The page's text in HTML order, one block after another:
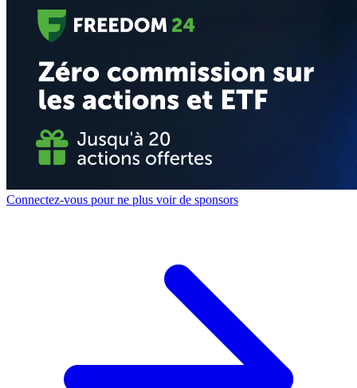
Connectez-vous pour ne plus voir de sponsors